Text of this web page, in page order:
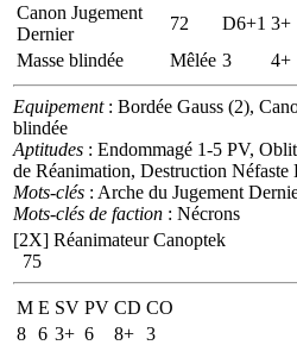
Canon Jugement
Dernier
72 D6+1 3+
Masse blindée
Mêlée 3 4+
Equipement: Bordée Gauss (2),
blindée
Aptitudes : Endommagé 1-5 PV,
de Réanimation, Destruction Néfaste
Mots-clés : Arche du Jugement
Mots-clés de faction : Nécrons
[2X] Réanimateur Canoptek
75
M E SV PV CD CO
8 6 3+ 6 8+ 3